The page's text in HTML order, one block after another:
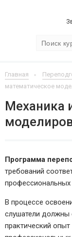
Главная
математическое
Механика
Программа
требований
профессиональных
В процессе
слушатели должны
практический